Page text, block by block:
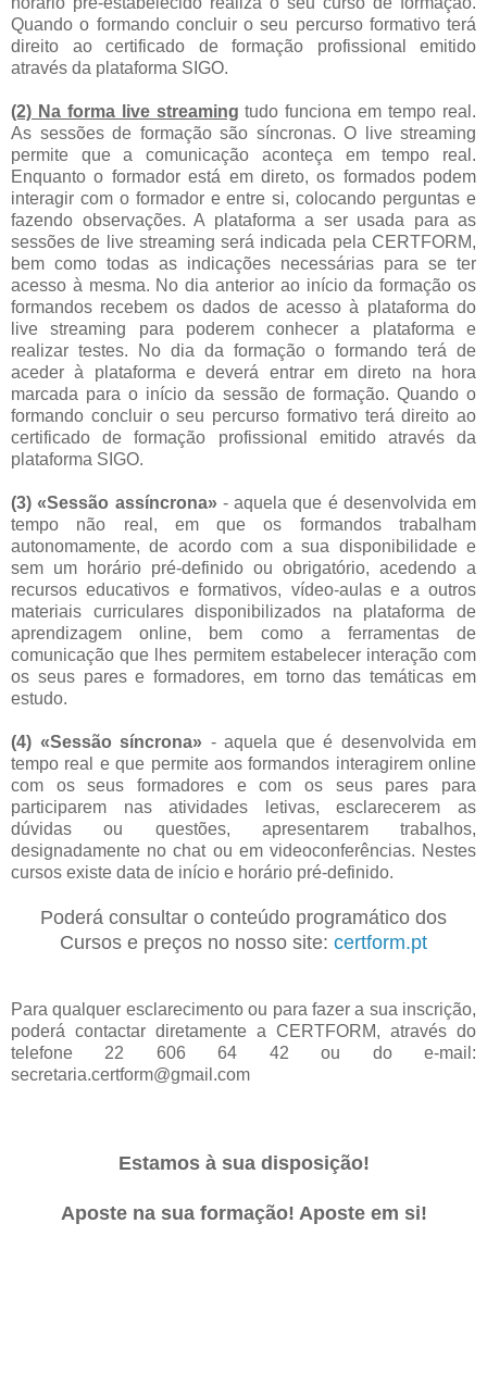
Quando o formando concluir o seu percurso formativo terá
direito ao certificado de formação profissional emitido
através da plataforma SIGO.
(2) Na forma live streaming tudo funciona em tempo real.
As sessões de formação são síncronas. O live streaming
permite que a comunicação aconteça em tempo real.
Enquanto o formador está em direto, os formados podem
interagir com o formador e entre si, colocando perguntas e
fazendo observações. A plataforma a ser usada para as
sessões de live streaming será indicada pela CERTFORM,
bem como todas as indicações necessárias para se ter
acesso à mesma. No dia anterior ao início da formação os
formandos recebem os dados de acesso à plataforma do
live streaming para poderem conhecer a plataforma e
realizar testes. No dia da formação o formando terá de
aceder à plataforma e deverá entrar em direto na hora
marcada para o início da sessão de formação. Quando o
formando concluir o seu percurso formativo terá direito ao
certificado de formação profissional emitido através da
plataforma SIGO.
(3) «Sessão assíncrona»- aquela que é desenvolvida em
tempo não real, em que os formandos trabalham
autonomamente, de acordo com a sua disponibilidade e
sem um horário pré-definido ou obrigatório, acedendo a
recursos educativos e formativos, vídeo-aulas e a outros
materiais curriculares disponibilizados na plataforma de
aprendizagem online, bem como a ferramentas de
comunicação que lhes permitem estabelecer interação com
os seus pares e formadores, em torno das temáticas em
estudo.
(4) «Sessão síncrona» - aquela que é desenvolvida em
tempo real e que permite aos formandos interagirem online
com os seus formadores e com os seus pares para
participarem nas atividades letivas, esclarecerem as
dúvidas ou questões, apresentarem trabalhos,
designadamente no chat ou em videoconferências. Nestes
cursos existe data de início e horário pré-definido.
Poderá consultar o conteúdo programático dos
Cursos e preços no nosso site: certform.pt
Para qualquer esclarecimento ou para fazer a sua inscrição,
poderá contactar diretamente a CERTFORM, através do
telefone 22 606 64 42 ou do e-mail:
secretaria.certform@gmail.com
Estamos à sua disposição!
Aposte na sua formação! Aposte em si!